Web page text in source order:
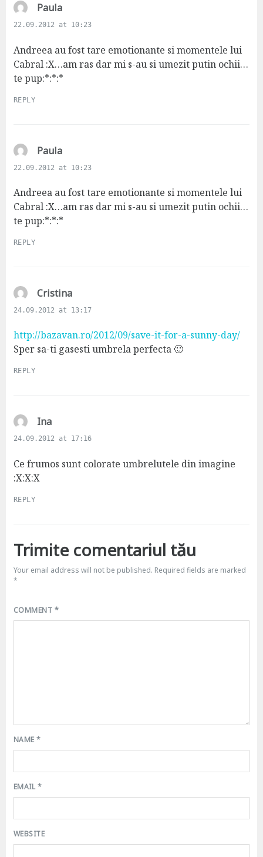
Paulas
a
s
:
22.09.2012 at 10:23
Andreea au fost tare emotionante si momentele lui
Cabral :X…am ras dar mi s-au si umezit putin ochii…
te pup:*:*:*
REPLY
Paulas
a
s
:
22.09.2012 at 10:23
Andreea au fost tare emotionante si momentele lui
Cabral :X…am ras dar mi s-au si umezit putin ochii…
te pup:*:*:*
REPLY
Cristinas
a
s
:
24.09.2012 at 13:17
http://bazavan.ro/2012/09/save-it-for-a-sunny-day/
Sper sa-ti gasesti umbrela perfecta 🙂
REPLY
Inas
a
s
24.09.2012 at 17:16
Ce frumos sunt colorate umbrelutele din imagine
:X:X:X
REPLY
Trimite comentariul tău
Your email address will not be published. Required fields are marked
*
COMMENT *
NAME*
EMAIL*
WEBSITE